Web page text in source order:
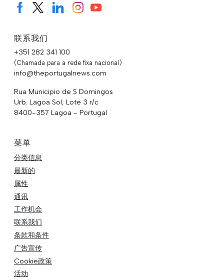
联系我们
+351 282 341 100
(Chamada para a rede fixa nacional)
info@theportugalnews.com
Rua Municipio de S Domingos
Urb. Lagoa Sol, Lote 3 r/c
8400-357 Lagoa - Portugal
菜单
分类信息
最新的
属性
通讯
工作机会
联系我们
条款和条件
广告宣传
Cookie政策
活动